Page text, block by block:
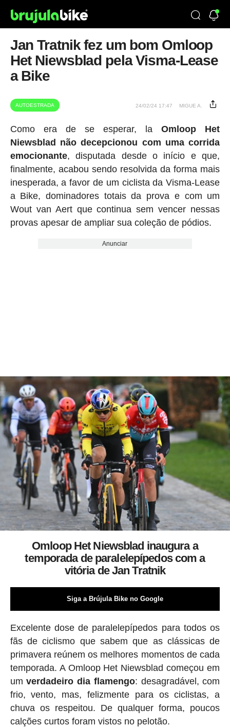
Jan Tratnik fez um bom Omloop
Het Niewsblad pela Visma-Lease
a Bike
AUTOESTRADA 24/02/24 17:47 MIGUE A.
Como era de se esperar, laOmloop Het
Niewsblad não decepcionou com uma corrida
emocionante, disputada desde o início e que,
finalmente, acabou sendo resolvida da forma mais
inesperada, a favor de um ciclista da Visma-Lease
a Bike, dominadores totais da prova e com um
Wout van Aert que continua sem vencer nessas
provas apesar de ampliar sua coleção de pódios.
Anunciar
Omloop Het Niewsblad inaugura a
temporada de paralelepípedos com a
vitória de Jan Tratnik
Siga a Brújula Bike no Google
Excelente dose de paralelepípedos para todos os
fãs de ciclismo que sabem que as clássicas de
primavera reúnem os melhores momentos de cada
temporada. A Omloop Het Niewsblad começou em
umverdadeiro dia flamengo: desagradável, com
frio, vento, mas, felizmente para os ciclistas, a
chuva os respeitou. De qualquer forma, poucos
calções curtos foram vistos no pelotão.